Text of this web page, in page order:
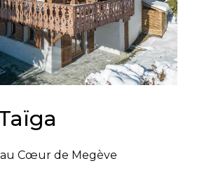
Cœur de Megève